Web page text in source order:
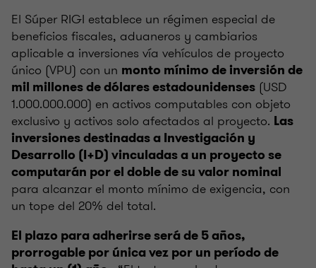
El Súper RIGI establece un régimen especial de
beneficios fiscales, aduaneros y cambiarios
aplicable a inversiones vía vehículos de proyecto
único (VPU) con un monto mínimo de inversión de
mil millones de dólares estadounidenses (USD
1.000.000.000) en activos computables con objeto
exclusivo y activos solo afectados al proyecto. Las
inversiones destinadas a Investigación y
Desarrollo (I+D) vinculadas a un proyecto se
computarán por el doble de su valor nominal
para alcanzar el monto mínimo de exigencia, con
un tope del 20% del total.
El plazo para adherirse será de 5 años,
prorrogable por única vez por un período de